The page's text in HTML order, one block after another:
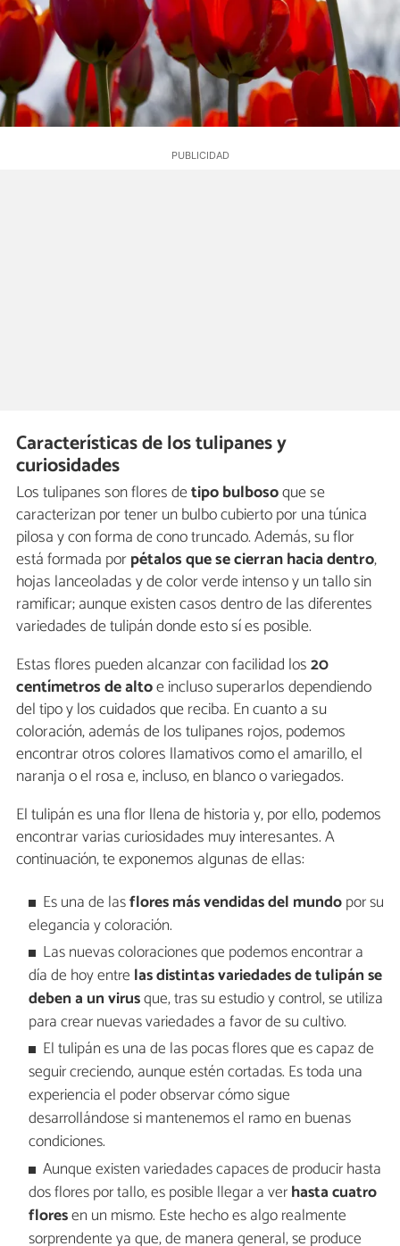
Características de los tulipanes y
curiosidades
Los tulipanes son flores detipo bulbosoque se
caracterizan por tener un bulbo cubierto por una túnica
pilosa y con forma de cono truncado. Además, su flor
está formada porpétalos que se cierran hacia dentro,
hojas lanceoladas y de color verde intenso y un tallo sin
ramificar; aunque existen casos dentro de las diferentes
variedades de tulipán donde esto sí es posible.
Estas flores pueden alcanzar con facilidad los20
centímetros de altoe incluso superarlos dependiendo
del tipo y los cuidados que reciba. En cuanto a su
coloración, además de los tulipanes rojos, podemos
encontrar otros colores llamativos como el amarillo, el
naranja o el rosa e, incluso, en blanco o variegados.
El tulipán es una flor llena de historia y, por ello, podemos
encontrar varias curiosidades muy interesantes. A
continuación, te exponemos algunas de ellas:
Es una de lasflores más vendidas del mundopor su
elegancia y coloración.
Las nuevas coloraciones que podemos encontrar a
día de hoy entre las distintas variedades de tulipán se
deben a un virusque, tras su estudio y control, se utiliza
para crear nuevas variedades a favor de su cultivo.
El tulipán es una de las pocas flores que es capaz de
seguir creciendo, aunque estén cortadas. Es toda una
experiencia el poder observar cómo sigue
desarrollándose si mantenemos el ramo en buenas
condiciones.
Aunque existen variedades capaces de producir hasta
dos flores por tallo, es posible llegar a verhasta cuatro
floresen un mismo. Este hecho es algo realmente
sorprendente ya que, de manera general, se produce